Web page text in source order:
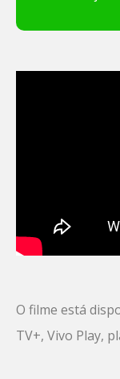
O filme está
TV+, Vivo Play,